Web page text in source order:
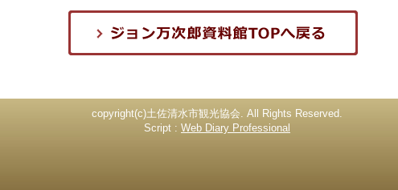
copyright(c)土佐清水市観光協会. All Rights Reserved.
Script : Web Diary Professional